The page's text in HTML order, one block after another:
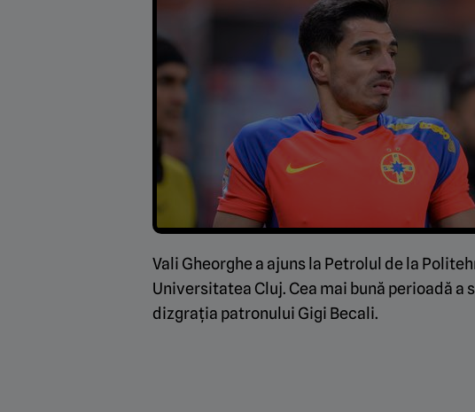
Vali Gheorghe a ajuns la Petrolul de la
Universitatea Cluj. Cea mai bună perioadă a
dizgrația patronului Gigi Becali.